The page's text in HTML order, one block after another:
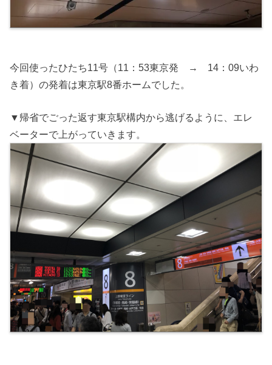
今回使ったひたち11号（11：53東京発 → 14：09いわ
き着）の発着は東京駅8番ホームでした。
▼帰省でごった返す東京駅構内から逃げるように、エレ
ベーターで上がっていきます。